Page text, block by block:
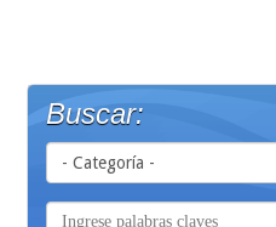
Buscar: